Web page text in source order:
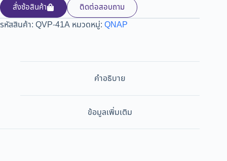
สั่งซ้อสินค้า ติดต่อสอบถาม
รหัสสินค้า: QVP-41A หมวดหมู่: QNAP
คำอธิบาย
ข้อมูลเพิ่มเติม